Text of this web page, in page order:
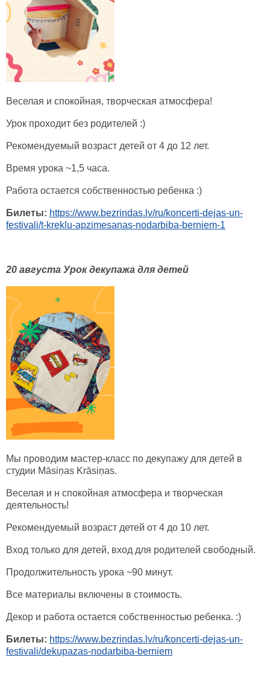
Веселая и спокойная, творческая атмосфера!
Урок проходит без родителей :)
Рекомендуемый возраст детей от 4 до 12 лет.
Время урока ~1,5 часа.
Работа остается собственностью ребенка :)
Билеты: https://www.bezrindas.lv/ru/koncerti-dejas-un-
festivali/t-kreklu-apzimesanas-nodarbiba-berniem-1
20 августа Урок декупажа для детей
Мы проводим мастер-класс по декупажу для детей в
студии Māsiņas Krāsiņas.
Веселая и н спокойная атмосфера и творческая
деятельность!
Рекомендуемый возраст детей от 4 до 10 лет.
Вход только для детей, вход для родителей свободный.
Продолжительность урока ~90 минут.
Все материалы включены в стоимость.
Декор и работа остается собственностью ребенка. :)
Билеты: https://www.bezrindas.lv/ru/koncerti-dejas-un-
festivali/dekupazas-nodarbiba-berniem